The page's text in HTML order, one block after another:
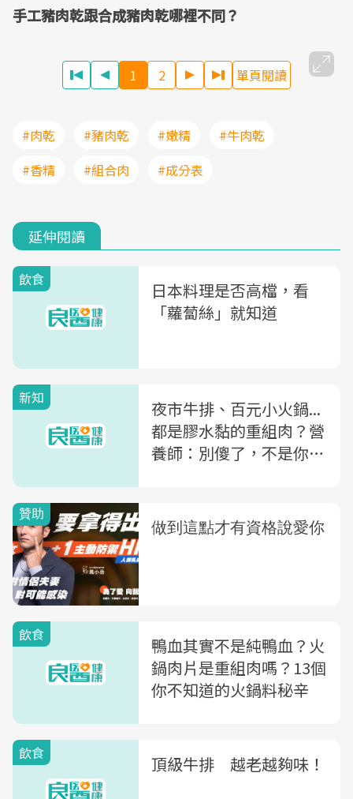
手工豬肉乾跟合成豬肉乾哪裡不同？
1 2 單頁閱讀
#肉乾 #豬肉乾 #嫩精
#牛肉乾
#香精
#組合肉 #成分表
延伸閱讀
飲食
日本料理是否高檔，看
「蘿蔔絲」就知道
新知
夜市牛排、百元小火鍋...
都是膠水黏的重組肉？營
養師：別傻了，不是你想
飲食
鴨血其實不是純鴨血？火
鍋肉片是重組肉嗎？13個
你不知道的火鍋料秘辛
飲食 頂級牛排 越老越夠味！